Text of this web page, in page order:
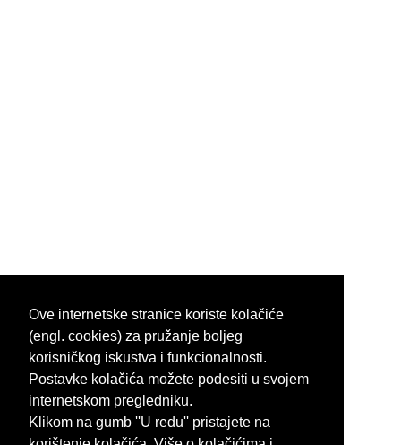
Ove internetske stranice koriste kolačiće
(engl. cookies) za pružanje boljeg
korisničkog iskustva i funkcionalnosti.
Postavke kolačića možete podesiti u svojem
internetskom pregledniku.
Klikom na gumb ''U redu'' pristajete na